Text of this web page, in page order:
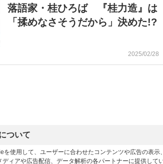
落語家・桂ひろば 『桂力造』は
「揉めなさそうだから」決めた!?
2025/02/28
ついて
を使用して、ユーザーに合わせたコンテンツや広告の表
ディアや広告配信、データ解析の各パートナーに提供し